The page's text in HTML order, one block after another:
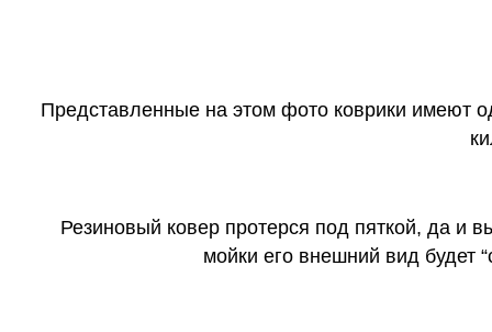
Представленные на этом фото коврики имеют
Резиновый ковер протерся под пяткой, да и
мойки его внешний вид будет